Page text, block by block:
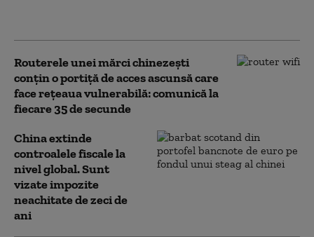
Routerele unei mărci chinezești
conțin o portiță de acces ascunsă care
face rețeaua vulnerabilă: comunică la
fiecare 35 de secunde
China extinde
controalele fiscale la
nivel global. Sunt
vizate impozite
neachitate de zeci de
ani